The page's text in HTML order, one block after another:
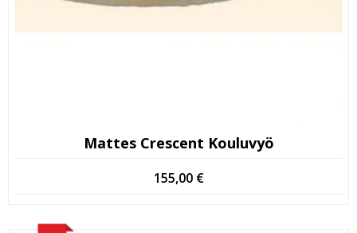
Mattes Crescent Kouluvyö
155,00 €